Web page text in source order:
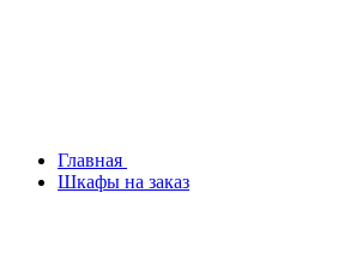
Главная
Шкафы на заказ